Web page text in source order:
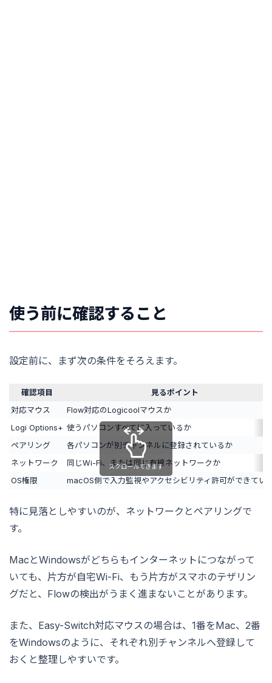
使う前に確認すること
設定前に、まず次の条件をそろえます。
確認項目
見るポイント
対応マウス
Flow対応のLogicoolマウスか
Logi Options+ 使うパソコンすべてに入っているか
ペアリング
各パソコンが別チャンネルに登録されているか
ネットワーク
同じWi-Fi、または同じ有線ネットワークか
OS権限
macOS側で入力監視やアクセシビリティ許可ができてい
スクロールできます
特に見落としやすいのが、ネットワークとペアリングで
す。
MacとWindowsがどちらもインターネットにつながって
いても、片方が自宅Wi-Fi、もう片方がスマホのテザリン
グだと、Flowの検出がうまく進まないことがあります。
また、Easy-Switch対応マウスの場合は、1番をMac、2番
をWindowsのように、それぞれ別チャンネルへ登録して
おくと整理しやすいです。